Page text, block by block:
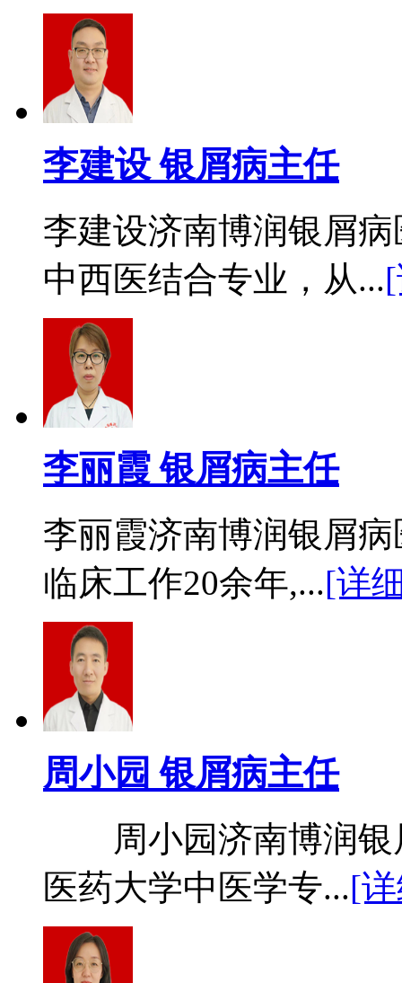
李建设 银屑病主任
李建设济南博润银屑
中西医结合专业，从...
李丽霞 银屑病主任
李丽霞济南博润银屑
临床工作20余年,...[详
周小园 银屑病主任
周小园济南博润银
医药大学中医学专...[